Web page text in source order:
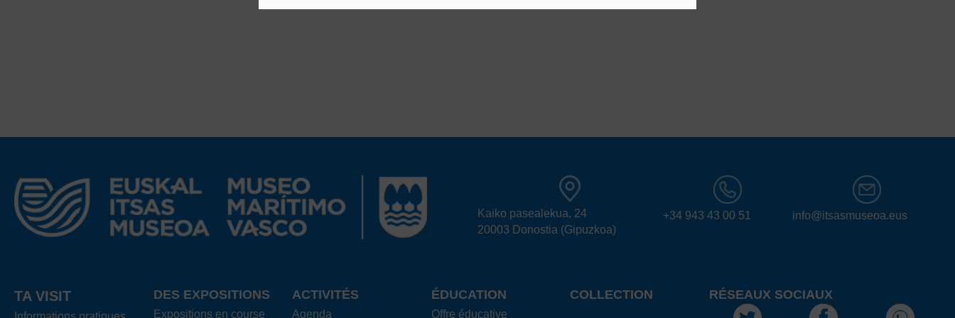
Kaiko pasealekua, 24
20003 Donostia (Gipuzkoa)
+34 943 43 00 51 info@itsasmuseoa.eus
TA VISIT DES EXPOSITIONS
Expositions en course
ACTIVITÉS
Agenda
ÉDUCATION
Offre éducative
COLLECTION RÉSEAUX SOCIAUX